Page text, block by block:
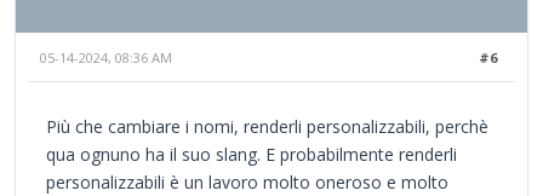
#6
05-14-2024, 08:36 AM
Più che cambiare i nomi, renderli personalizzabili, perchè
qua ognuno ha il suo slang. E probabilmente renderli
personalizzabili è un lavoro molto oneroso e molto